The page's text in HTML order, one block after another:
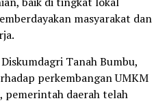
masyarakat dan
Tanah Bumbu,
perkembangan UMKM
pemerintah daerah telah